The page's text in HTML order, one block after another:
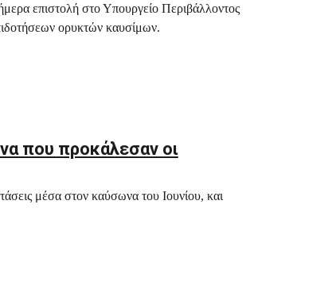
επιστολή στο Υπουργείο Περιβάλλοντος
ορυκτών καυσίμων.
που προκάλεσαν οι
μέσα στον καύσωνα του Ιουνίου, και